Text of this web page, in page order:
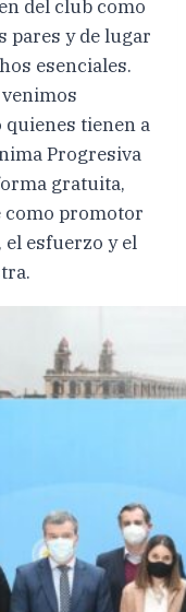
del club como
pares y de lugar
esenciales.
tienen a
Progresiva
gratuita,
como promotor
esfuerzo y el